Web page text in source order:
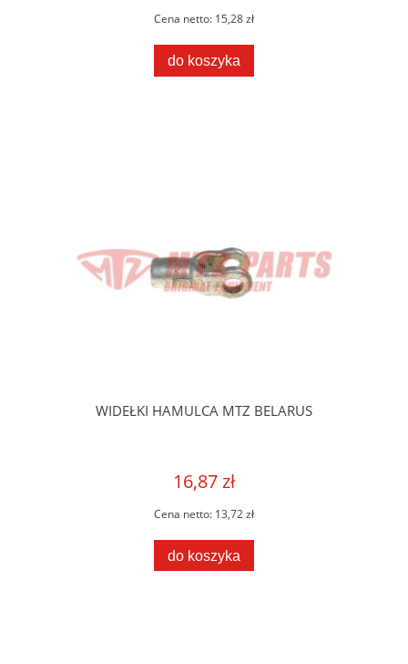
Cena netto: 15,28 zł
do koszyka
WIDEŁKI HAMULCA MTZ BELARUS
16,87 zł
Cena netto: 13,72 zł
do koszyka